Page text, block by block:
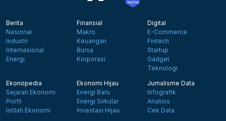
Berita
Nasional
Industri
Internasional
Energi
Finansial
Makro
Keuangan
Bursa
Korporasi
Digital
E-Commerce
Fintech
Startup
Gadget
Teknologi
Ekonopedia
Sejarah Ekonomi
Profil
Istilah Ekonomi
Ekonomi Hijau
Energi Baru
Energi Sirkular
Investasi Hijau
Jurnalisme Data
Infografik
Analisis
Cek Data